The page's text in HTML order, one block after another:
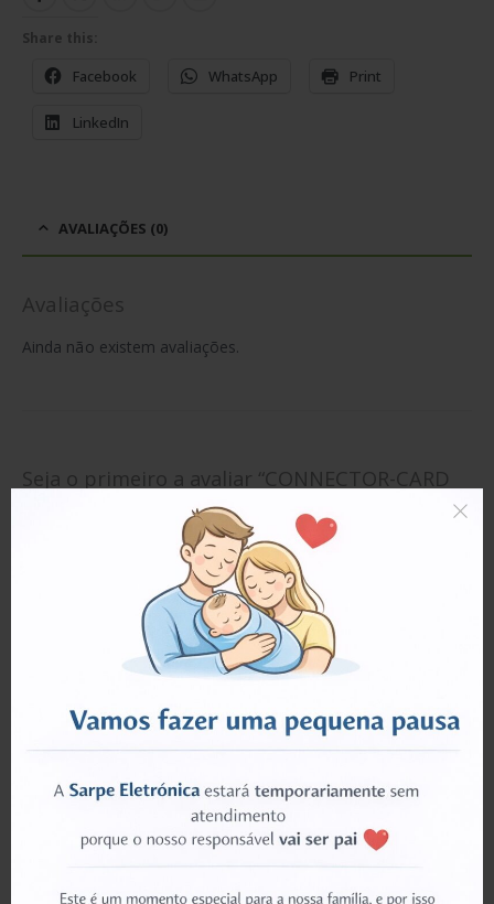
Share this:
Facebook WhatsApp Print
LinkedIn
AVALIAÇÕES (0)
Avaliações
Ainda não existem avaliações.
Seja o primeiro a avaliar “CONNECTOR-CARD
EDGE;C-ALLOY,6P,AU/NI,SMD”
iniciar sessãopara enviar uma avaliação.
PRODUTOS RELACIONADOS
ESGOTADO ESGOTADO